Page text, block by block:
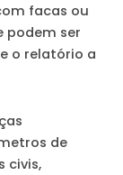
facas ou
podem ser
o relatório a
de
civis,